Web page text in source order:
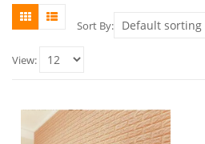
Sort By:
View: